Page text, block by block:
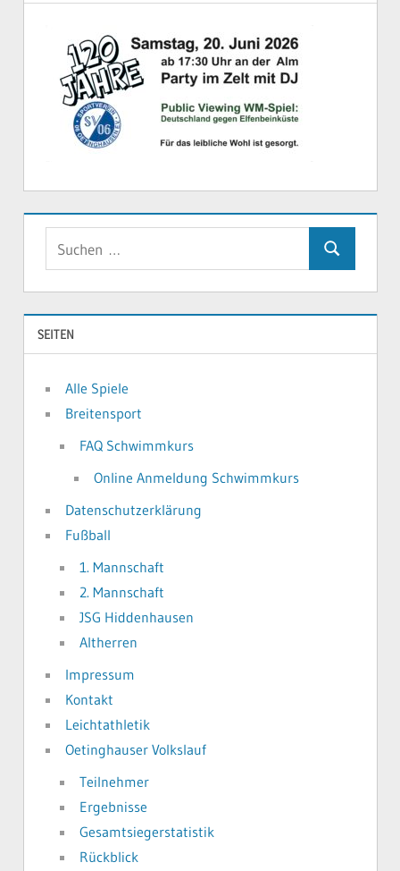
Suchen
SEITEN
Alle Spiele
Breitensport
FAQ Schwimmkurs
Online Anmeldung Schwimmkurs
Datenschutzerklärung
Fußball
1. Mannschaft
2. Mannschaft
JSG Hiddenhausen
Altherren
Impressum
Kontakt
Leichtathletik
Oetinghauser Volkslauf
Teilnehmer
Ergebnisse
Gesamtsiegerstatistik
Rückblick